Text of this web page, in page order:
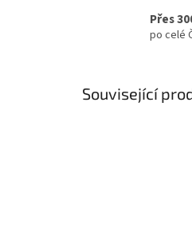
Přes
po celé
Související